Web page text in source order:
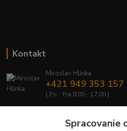
Kontakt
Miroslav Hlinka
+421 949 353 157
( Po - Pia 8:00 - 17:00 )
Spracovanie